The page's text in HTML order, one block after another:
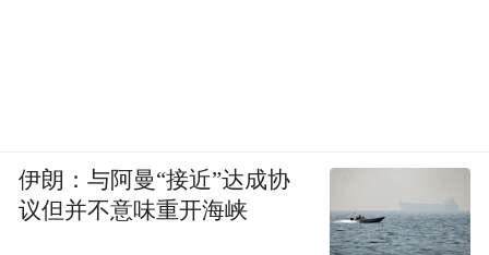
伊朗：与阿曼“接近”达成协
议但并不意味重开海峡